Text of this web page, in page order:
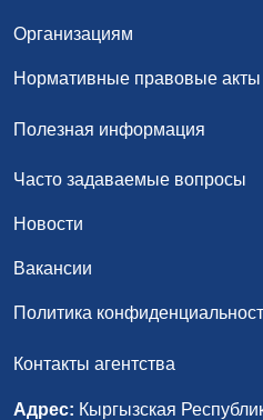
Организациям
Нормативные правовые акты
Полезная информация
Часто задаваемые вопросы
Новости
Вакансии
Политика
Контакты агентства
Адрес: Кыргызская